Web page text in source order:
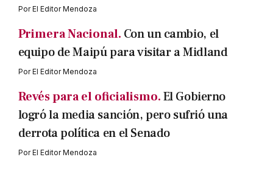
PorEl Editor Mendoza
Primera Nacional. Con un cambio, el
equipo de Maipú para visitar a Midland
PorEl Editor Mendoza
Revés para el oficialismo.El Gobierno
logró la media sanción, pero sufrió una
derrota política en el Senado
PorEl Editor Mendoza